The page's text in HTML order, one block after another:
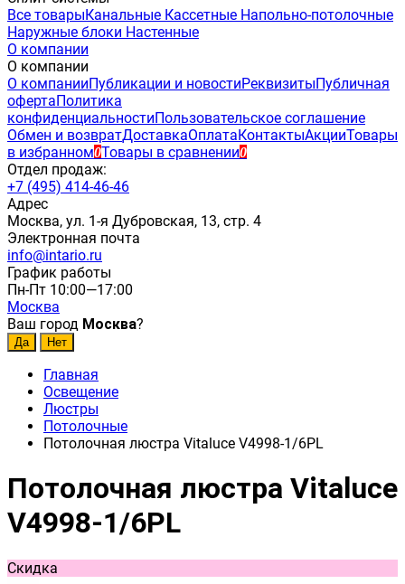
Все товарыКанальные Кассетные Напольно-потолочные
Наружные блоки Настенные
О компании
О компании
О компанииПубликации и новостиРеквизитыПубличная
офертаПолитика
конфиденциальностиПользовательское соглашение
Обмен и возвратДоставкаОплатаКонтактыАкцииТовары
в избранном0Товары в сравнении0
Отдел продаж:
+7 (495) 414-46-46
Адрес
Москва, ул. 1-я Дубровская, 13, стр. 4
Электронная почта
info@intario.ru
График работы
Пн-Пт 10:00—17:00
Москва
Ваш город Москва?
Главная
Освещение
Люстры
Потолочные
Потолочная люстра Vitaluce V4998-1/6PL
Потолочная люстра Vitaluce
V4998-1/6PL
Скидка